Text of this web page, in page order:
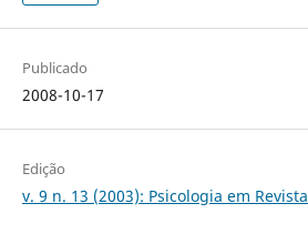
Publicado
2008-10-17
Edição
v. 9 n. 13 (2003): Psicologia em Revista